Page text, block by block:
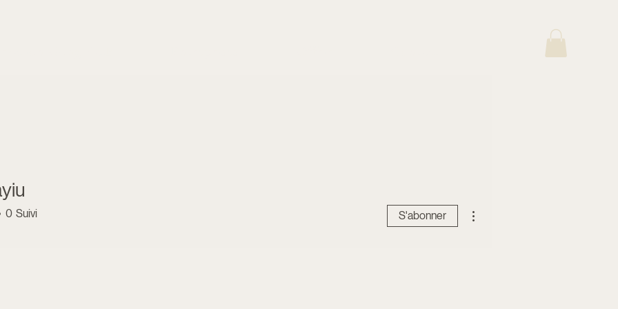
0 Suivi S'abonner